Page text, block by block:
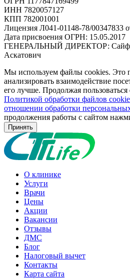
ИНН 7820057127
КПП 782001001
Лицензия Л041-01148-78/00347833
Дата присвоения ОГРН: 15.05.2017
ГЕНЕРАЛЬНЫЙ ДИРЕКТОР:
Аскатович
Мы используем файлы cookies. Это
анализировать взаимодействие
его лучше. Продолжая
Политикой обработки файлов
отношении обработки
продолжения работы с сайтом
Принять
О клинике
Услуги
Врачи
Цены
Акции
Вакансии
Отзывы
ДМС
Блог
Налоговый вычет
Контакты
Карта сайта